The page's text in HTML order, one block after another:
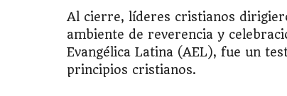
Al cierre, líderes cristianos
ambiente de reverencia y
Evangélica Latina (AEL), fue un
principios cristianos.